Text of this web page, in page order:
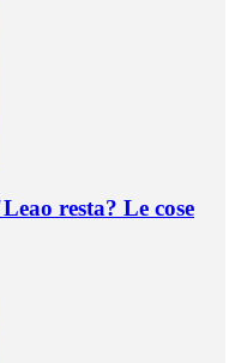
resta? Le cose